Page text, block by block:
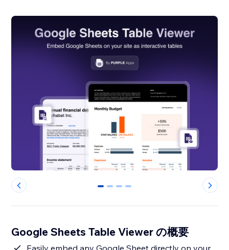
0 1 2 3
Google Sheets Table Viewer の概要